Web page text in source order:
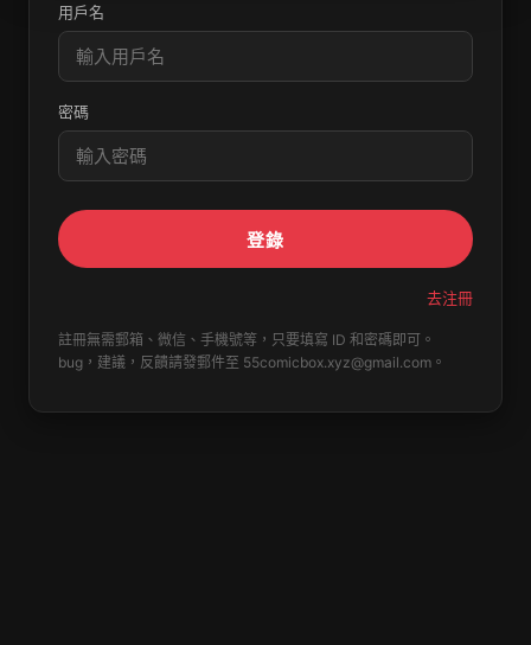
用戶名
密碼
登錄
去注冊
註冊無需郵箱、微信、手機號等，只要填寫 ID 和密碼即可。
bug，建議，反饋請發郵件至 55comicbox.xyz@gmail.com 。